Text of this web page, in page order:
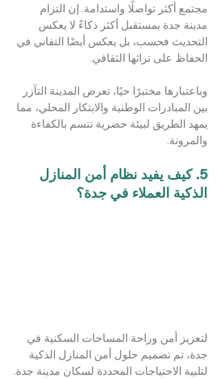
مجتمع أكثر تواصلًا واستدامة. إن التزام
مدينة جدة بمستقبل أكثر ذكاءً لا يعكس
التحديث فحسب، بل يعكس أيضًا التفاني في
الحفاظ على تراثها الثقافي.
وباعتبارها مختبرًا حيًا، تعرض المدينة التآزر
بين المبادرات الوطنية والابتكار المحلي، مما
يمهد الطريق لبيئة حضرية تتسم بالكفاءة
والمرونة.
5. كيف يفيد نظام أمن المنازل
الذكية العملاء في جدة؟
لتعزيز أمن وراحة المساحات السكنية في
جدة، تم تصميم حلول أمن المنازل الذكية
لتلبية الاحتياجات المحددة لسكان مدينة جدة.